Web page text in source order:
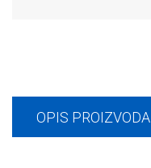
OPIS PROIZVODA